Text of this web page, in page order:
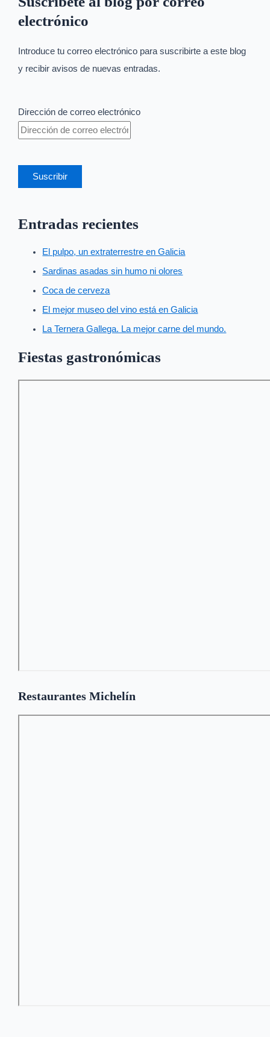
electrónico
Introduce tu correo electrónico para suscribirte a este blog
y recibir avisos de nuevas entradas.
Dirección de correo electrónico
Suscribir
Entradas recientes
El pulpo, un extraterrestre en Galicia
Sardinas asadas sin humo ni olores
Coca de cerveza
El mejor museo del vino está en Galicia
La Ternera Gallega. La mejor carne del mundo.
Fiestas gastronómicas
Restaurantes Michelín